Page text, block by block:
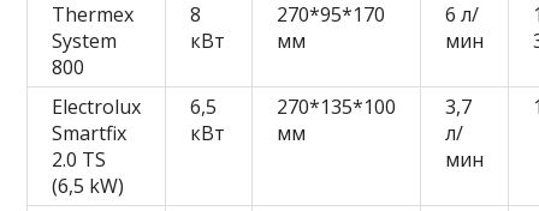
Thermex
System
800
8
кВт
270*95*170
мм
6 л/
мин
Electrolux
Smartfix
2.0 TS
(6,5 kW)
6,5
кВт
270*135*100
мм
3,7
л/
мин